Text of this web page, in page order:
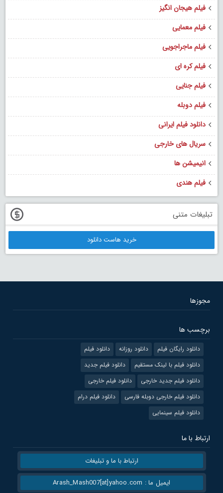
فیلم هیجان انگیز
فیلم معمایی
فیلم ماجراجویی
فیلم کره ای
فیلم جنایی
فیلم دوبله
دانلود فیلم ایرانی
سریال های خارجی
انیمیشن ها
فیلم هندی
تبلیغات متنی
خرید هاست دانلود
مجوزها
برچسب ها
دانلود رایگان فیلم دانلود روزانه
دانلود فیلم
دانلود فیلم با لینک مستقیم
دانلود فیلم جدید
دانلود فیلم جدید خارجی
دانلود فیلم خارجی
دانلود فیلم خارجی دوبله فارسی
دانلود فیلم درام
دانلود فیلم سینمایی
ارتباط با ما
ارتباط با ما و تبلیغات
ایمیل ما : Arash_Mash007[at]yahoo.com